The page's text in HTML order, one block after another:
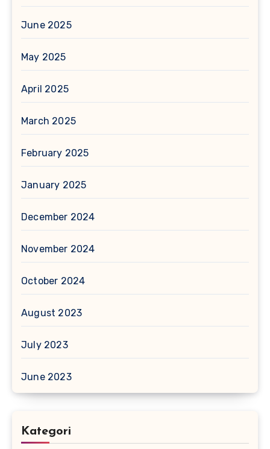
June 2025
May 2025
April 2025
March 2025
February 2025
January 2025
December 2024
November 2024
October 2024
August 2023
July 2023
June 2023
Kategori